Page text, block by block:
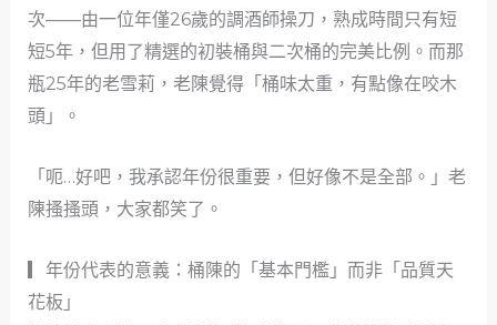
次——由一位年僅26歲的調酒師操刀，熟成時間只有短
短5年，但用了精選的初裝桶與二次桶的完美比例。而那
瓶25年的老雪莉，老陳覺得「桶味太重，有點像在咬木
頭」。
「呃…好吧，我承認年份很重要，但好像不是全部。」老
陳搔搔頭，大家都笑了。
▎年份代表的意義：桶陳的「基本門檻」而非「品質天
花板」